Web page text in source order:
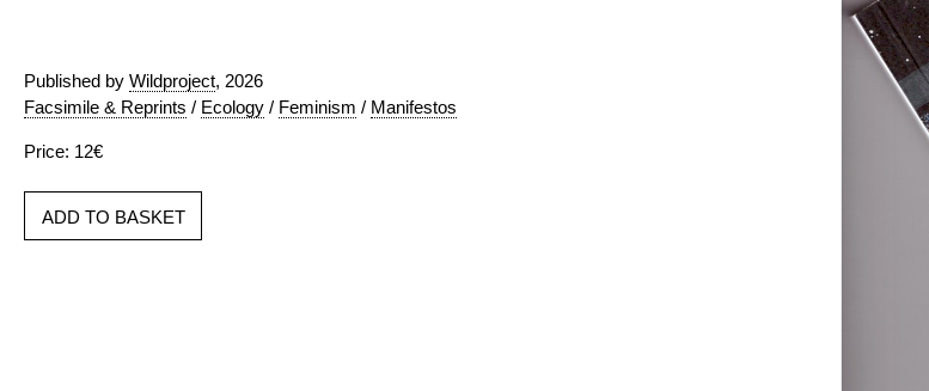
Published by Wildproject, 2026
Facsimile & Reprints / Ecology / Feminism / Manifestos
Price: 12€
ADD TO BASKET